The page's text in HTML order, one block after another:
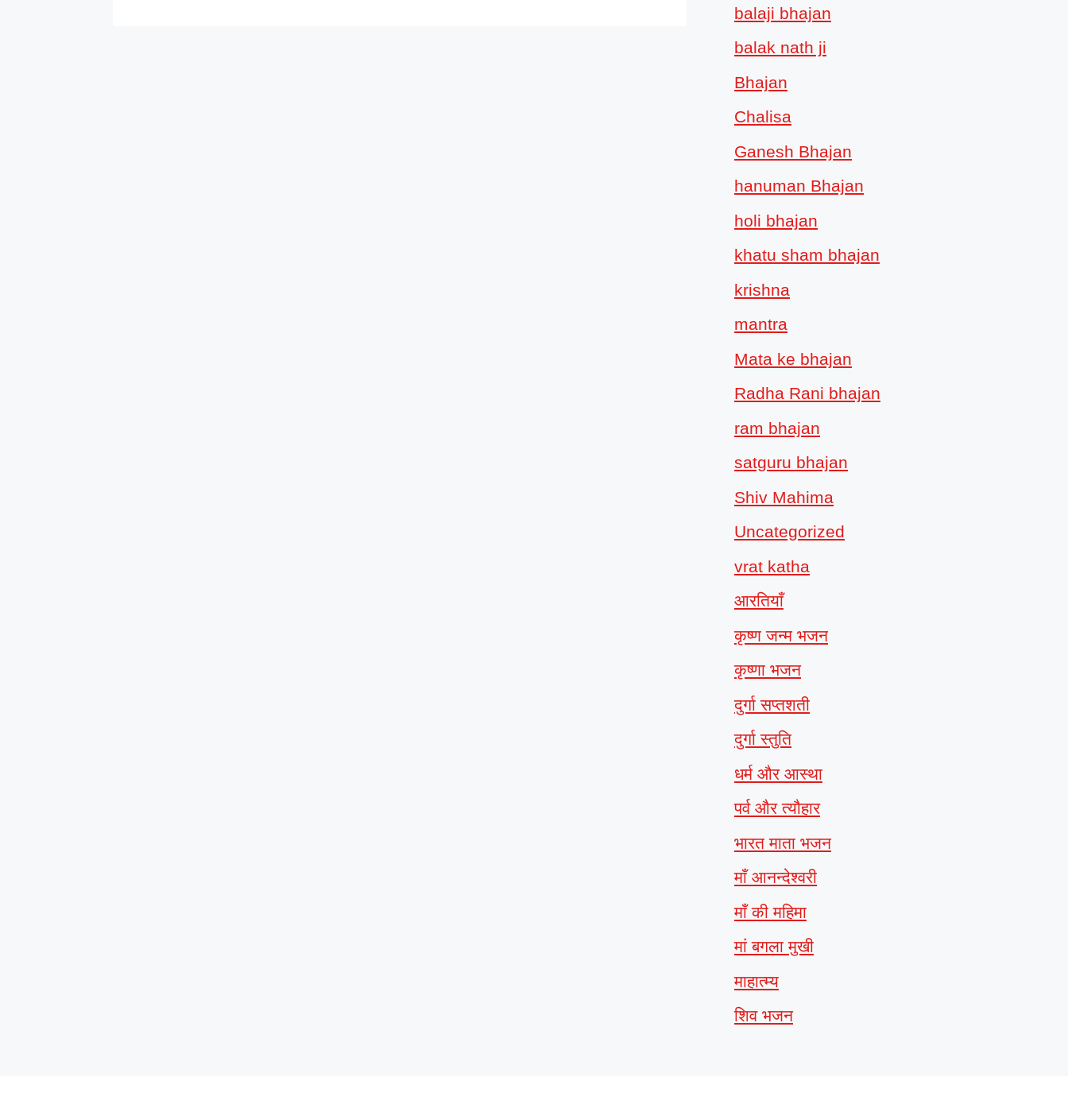
balaji bhajan
balak nath ji
Bhajan
Chalisa
Ganesh Bhajan
hanuman Bhajan
holi bhajan
khatu sham bhajan
krishna
mantra
Mata ke bhajan
Radha Rani bhajan
ram bhajan
satguru bhajan
Shiv Mahima
Uncategorized
vrat katha
आरतियाँ
कृष्ण जन्म भजन
कृष्णा भजन
दुर्गा सप्तशती
दुर्गा स्तुति
धर्म और आस्था
पर्व और त्यौहार
भारत माता भजन
माँ आनन्देश्वरी
माँ की महिमा
मां बगला मुखी
माहात्म्य
शिव भजन